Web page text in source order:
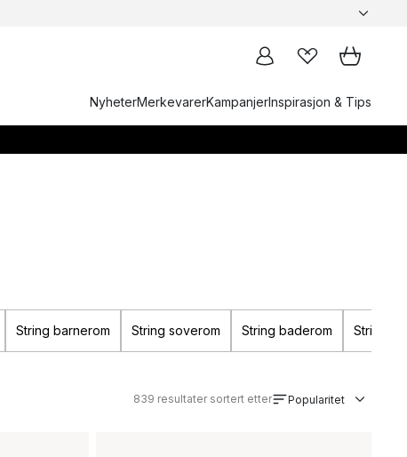
NyheterMerkevarerKampanjerInspirasjon & Tips
String barnerom String soverom String baderom String
839 resultater sortert etter Popularitet